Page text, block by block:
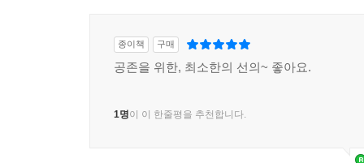
종이책 구매
공존을 위한, 최소한의 선의~ 좋아요.
1명이 이 한줄평을 추천합니다.